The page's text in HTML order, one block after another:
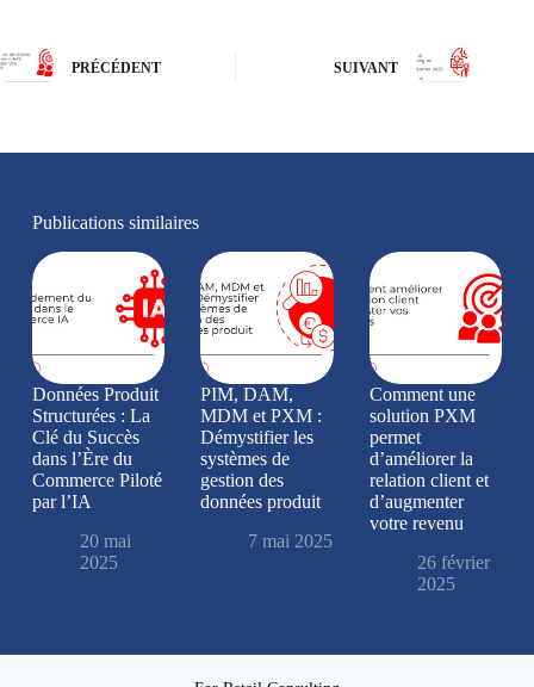
PRÉCÉDENT SUIVANT
Publications similaires
Données Produit
Structurées : La
Clé du Succès
dans l’Ère du
Commerce Piloté
par l’IA
20 mai
2025
PIM, DAM,
MDM et PXM :
Démystifier les
systèmes de
gestion des
données produit
7 mai 2025
Comment une
solution PXM
permet
d’améliorer la
relation client et
d’augmenter
votre revenu
26 février
2025